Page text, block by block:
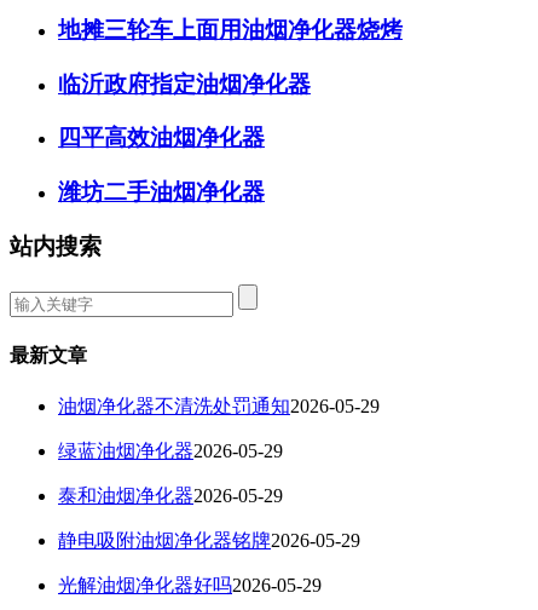
地摊三轮车上面用油烟净化器烧烤
临沂政府指定油烟净化器
四平高效油烟净化器
潍坊二手油烟净化器
站内搜索
最新文章
油烟净化器不清洗处罚通知2026-05-29
绿蓝油烟净化器2026-05-29
泰和油烟净化器2026-05-29
静电吸附油烟净化器铭牌2026-05-29
光解油烟净化器好吗2026-05-29